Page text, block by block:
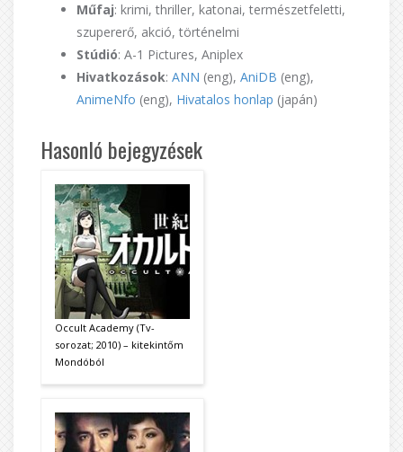
Műfaj: krimi, thriller, katonai, természetfeletti,
szupererő, akció, történelmi
Stúdió: A-1 Pictures, Aniplex
Hivatkozások: ANN (eng), AniDB (eng),
AnimeNfo (eng), Hivatalos honlap (japán)
Hasonló bejegyzések
Occult Academy (Tv-
sorozat; 2010) – kitekintőm
Mondóból